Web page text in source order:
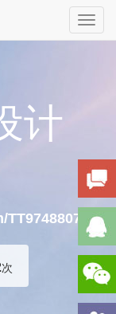
计
TT974880740
次